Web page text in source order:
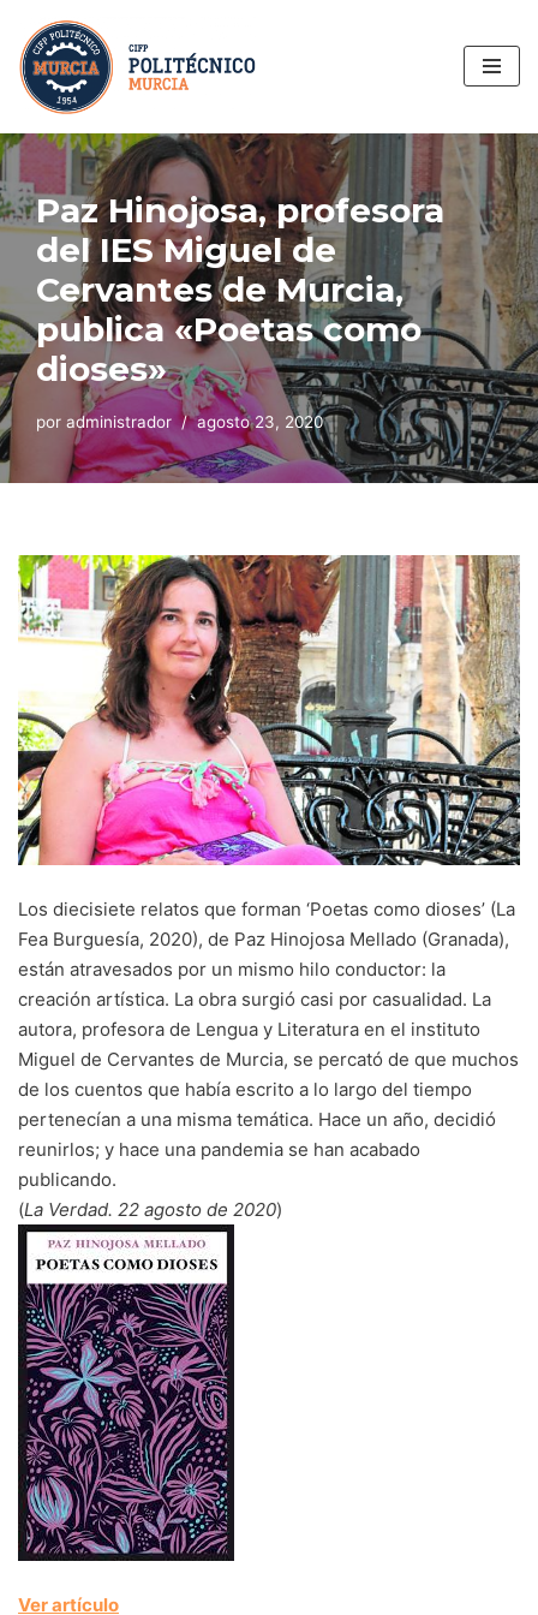
Saltar
al
Paz Hinojosa, profesora
del IES Miguel de
Cervantes de Murcia,
publica «Poetas como
dioses»
por administrador agosto 23, 2020
Los diecisiete relatos que forman ‘Poetas como dioses’ (La
Fea Burguesía, 2020), de Paz Hinojosa Mellado (Granada),
están atravesados por un mismo hilo conductor: la
creación artística. La obra surgió casi por casualidad. La
autora, profesora de Lengua y Literatura en el instituto
Miguel de Cervantes de Murcia, se percató de que muchos
de los cuentos que había escrito a lo largo del tiempo
pertenecían a una misma temática. Hace un año, decidió
reunirlos; y hace una pandemia se han acabado
publicando.
(La Verdad. 22 agosto de 2020)
Ver artículo